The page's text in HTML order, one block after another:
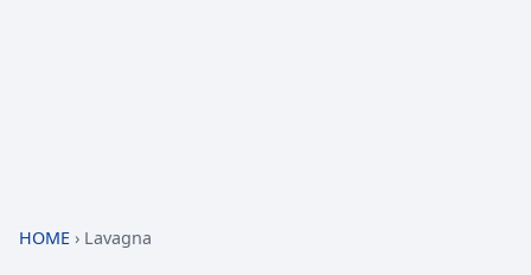
HOME › Lavagna